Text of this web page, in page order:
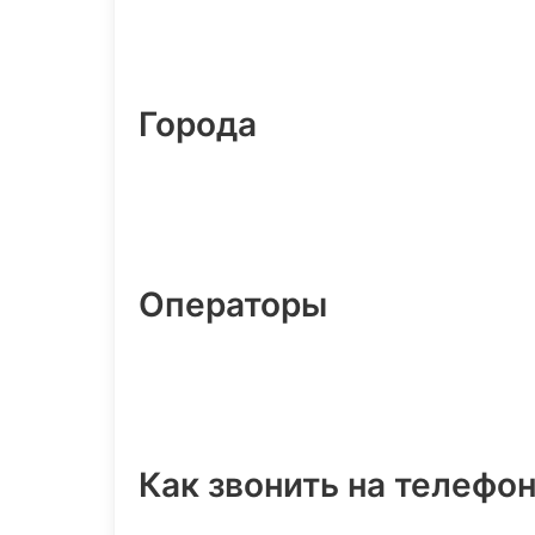
Города
Операторы
Как звонить на телефон